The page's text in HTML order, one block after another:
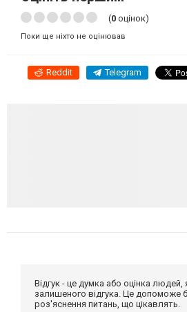
(0 оцінок)
Поки ще ніхто не оцінював
Reddit Telegram
Відгук - це думка або оцінка
залишеного відгука. Це допоможе
роз'яснення питань, що цікавлять.